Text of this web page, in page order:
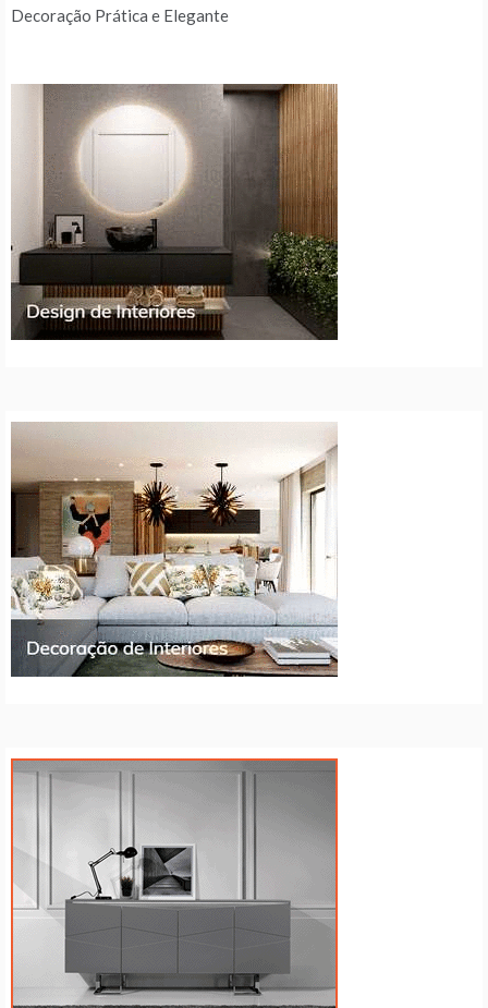
de
artigos
Decoração Prática e Elegante